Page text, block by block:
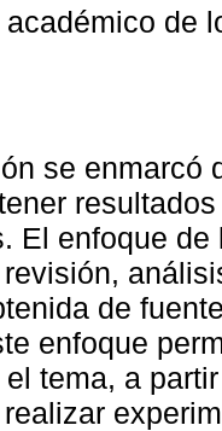
de
se enmarcó
El enfoque
de
enfoque
tema, a